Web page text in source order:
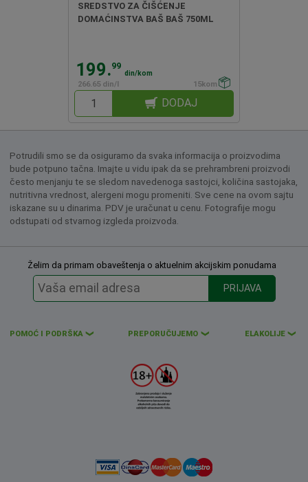
SREDSTVO ZA ČIŠĆENJE
DOMAĆINSTVA BAŠ BAŠ 750ML
199.99
din/kom
266.65 din/l
15kom
DODAJ
Potrudili smo se da osiguramo da svaka informacija o proizvodima
bude potpuno tačna. Imajte u vidu ipak da se prehrambreni proizvodi
često menjanju te se sledom navedenoga sastojci, količina sastojaka,
nutritivna vrednost, alergeni mogu promeniti. Sve cene na ovom sajtu
iskazane su u dinarima. PDV je uračunat u cenu. Fotografije mogu
odstupati od stvarnog izgleda proizvoda.
Želim da primam obaveštenja o aktuelnim akcijskim ponudama
PRIJAVA
POMOĆ I PODRŠKA ❮ PREPORUČUJEMO ❮ ELAKOLIJE ❮